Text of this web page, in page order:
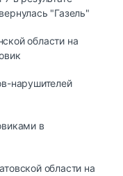
"Газель"
области на
нарушителей
в
области на